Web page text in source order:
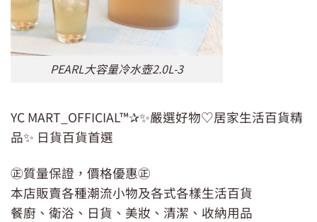
PEARL大容量冷水壺2.0L-3
YC MART_OFFICIAL™✰✨嚴選好物♡居家生活百貨精
品✨ 日貨百貨首選
㊣質量保證，價格優惠㊣
本店販賣各種潮流小物及各式各樣生活百貨
餐廚、衛浴、日貨、美妝、清潔、收納用品